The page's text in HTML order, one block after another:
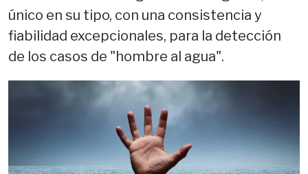
único en su tipo, con una consistencia y
fiabilidad excepcionales, para la detección
de los casos de "hombre al agua".